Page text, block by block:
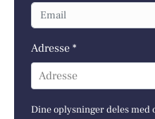
Adresse *
Adresse
Dine oplysninger deles med